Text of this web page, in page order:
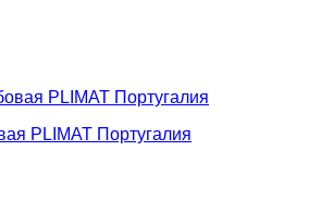
PLIMAT Португалия